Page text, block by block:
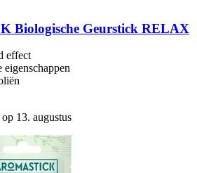
Biologische Geurstick RELAX
effect
eigenschappen
13. augustus